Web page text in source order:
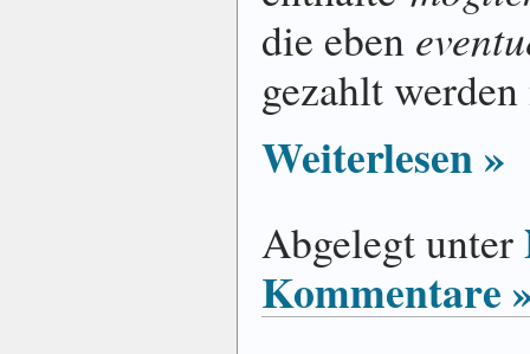
die eben
gezahlt werden
Weiterlesen »
Abgelegt unter
Kommentare